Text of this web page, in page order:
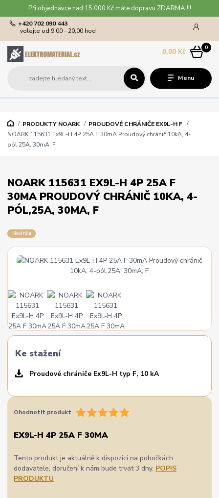
Při objednávce nad 15 000 Kč máte dopravu ZDARMA !!!
Menu
+420 702 090 443
volejte od 9,00 - 20,00 hod
0
0,00 Kč
PRODUKTY NOARK
PROUDOVÉ CHRÁNIČE EX9L-H F
NOARK 115631 Ex9L-H 4P 25A F 30mA Proudový chránič 10kA, 4-
pól,25A, 30mA, F
NOARK 115631 EX9L-H 4P 25A F
30MA PROUDOVÝ CHRÁNIČ 10KA, 4-
PÓL,25A, 30MA, F
Novinka
Ke stažení
Proudové chrániče Ex9L-H typ F, 10 kA
Ohodnotit produkt
EX9L-H 4P 25A F 30MA
Tento produkt je aktuálně k dispozici na pobočkách
dodavatele, doručení k nám bude trvat 3 dny. POPIS
PRODUKTU